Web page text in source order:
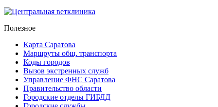
Полезное
Карта Саратова
Маршруты общ. транспорта
Коды городов
Вызов экстренных служб
Управление ФНС Саратова
Правительство области
Городские отделы ГИБДД